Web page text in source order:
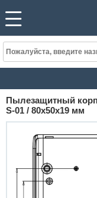
Пылезащитный
S-01 / 80x50x19 мм